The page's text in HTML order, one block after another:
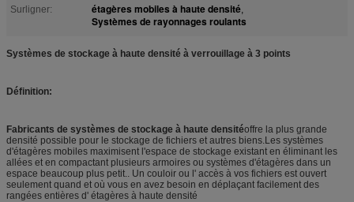
Surligner:
étagères mobiles à haute densité,
Systèmes de rayonnages roulants
Systèmes de stockage à haute densité à verrouillage à 3 points
Définition:
Fabricants de systèmes de stockage à haute densitéoffre la plus grande
densité possible pour le stockage de fichiers et autres biens.Les systèmes
d'étagères mobiles maximisent l'espace de stockage existant en éliminant les
allées et en compactant plusieurs armoires ou systèmes d'étagères dans un
espace beaucoup plus petit.. Un couloir ou l' accès à vos fichiers est ouvert
seulement quand et où vous en avez besoin en déplaçant facilement des
rangées entières d' étagères à haute densité